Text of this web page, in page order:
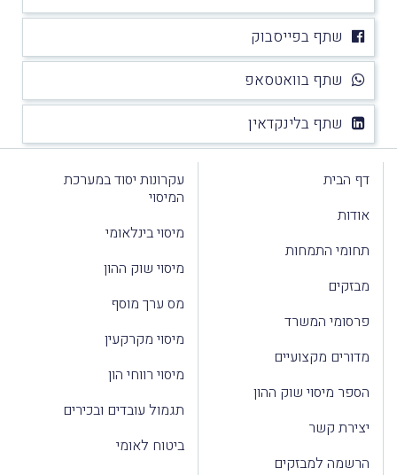
שתף בפייסבוק
שתף בוואטסאפ
שתף בלינקדאין
דף הבית
אודות
תחומי התמחות
מבזקים
פרסומי המשרד
מדורים מקצועיים
הספר מיסוי שוק ההון
יצירת קשר
הרשמה למבזקים
עקרונות יסוד במערכת
המיסוי
מיסוי בינלאומי
מיסוי שוק ההון
מס ערך מוסף
מיסוי מקרקעין
מיסוי רווחי הון
תגמול עובדים ובכירים
ביטוח לאומי